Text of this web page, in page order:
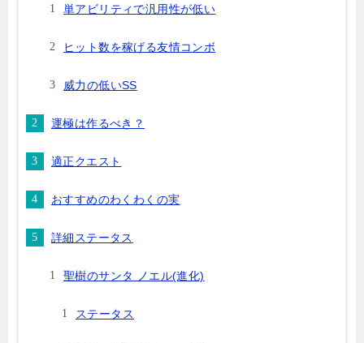
単アビリティで汎用性が低い
ヒット数を稼げる友情コンボ
威力の低いSS
運極は作るべき？
適正クエスト
おすすめのわくわくの実
詳細ステータス
聖樹のサンタ ノエル(進化)
ステータス